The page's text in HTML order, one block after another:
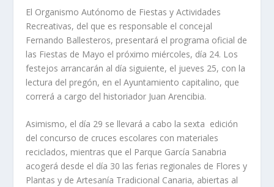
El Organismo Autónomo de Fiestas y Actividades
Recreativas, del que es responsable el concejal
Fernando Ballesteros, presentará el programa oficial de
las Fiestas de Mayo el próximo miércoles, día 24. Los
festejos arrancarán al día siguiente, el jueves 25, con la
lectura del pregón, en el Ayuntamiento capitalino, que
correrá a cargo del historiador Juan Arencibia.
Asimismo, el día 29 se llevará a cabo la sexta edición
del concurso de cruces escolares con materiales
reciclados, mientras que el Parque García Sanabria
acogerá desde el día 30 las ferias regionales de Flores y
Plantas y de Artesanía Tradicional Canaria, abiertas al